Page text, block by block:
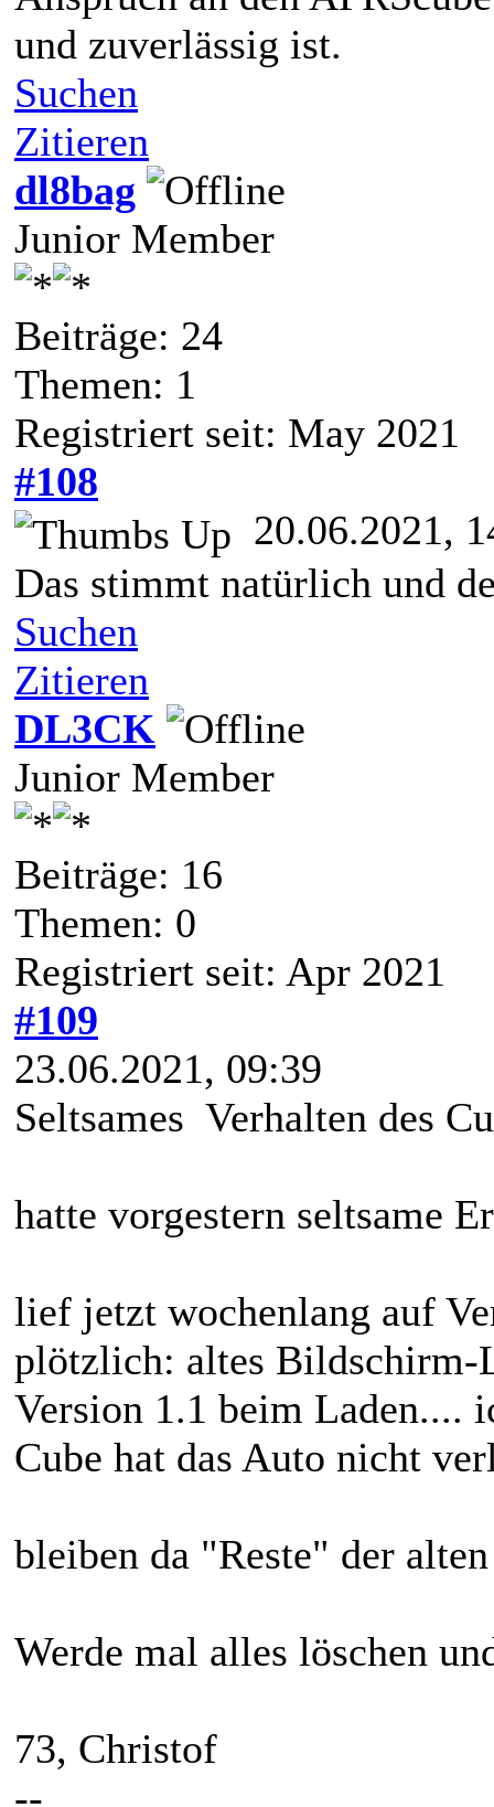
und zuverlässig ist.
Suchen
Zitieren
dl8bag
Junior Member
Beiträge: 24
Themen: 1
Registriert seit: May 2021
#108
20.06.2021,
Das stimmt natürlich und
Suchen
Zitieren
DL3CK
Junior Member
Beiträge: 16
Themen: 0
Registriert seit: Apr 2021
#109
23.06.2021, 09:39
Seltsames Verhalten des
hatte vorgestern seltsame
lief jetzt wochenlang auf
plötzlich: altes Bildschirm-
Version 1.1 beim Laden....
Cube hat das Auto nicht
bleiben da "Reste" der
Werde mal alles löschen
73, Christof
--